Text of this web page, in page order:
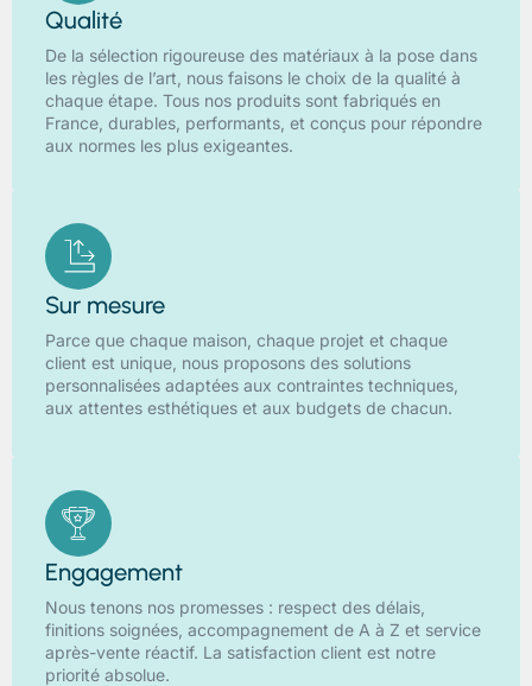
Qualité
De la sélection rigoureuse des matériaux à la pose dans
les règles de l’art, nous faisons le choix de la qualité à
chaque étape. Tous nos produits sont fabriqués en
France, durables, performants, et conçus pour répondre
aux normes les plus exigeantes.
Sur mesure
Parce que chaque maison, chaque projet et chaque
client est unique, nous proposons des solutions
personnalisées adaptées aux contraintes techniques,
aux attentes esthétiques et aux budgets de chacun.
Engagement
Nous tenons nos promesses : respect des délais,
finitions soignées, accompagnement de A à Z et service
après-vente réactif. La satisfaction client est notre
priorité absolue.